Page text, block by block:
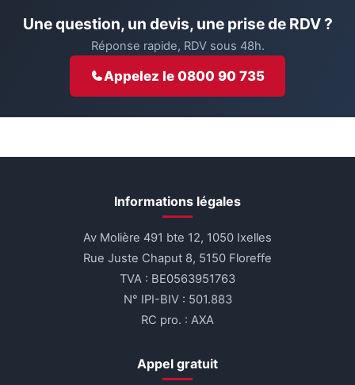
Une question, un devis, une prise de RDV ?
Réponse rapide, RDV sous 48h.
Appelez le 0800 90 735
Informations légales
Av Molière 491 bte 12, 1050 Ixelles
Rue Juste Chaput 8, 5150 Floreffe
TVA : BE0563951763
N° IPI-BIV : 501.883
RC pro. : AXA
Appel gratuit